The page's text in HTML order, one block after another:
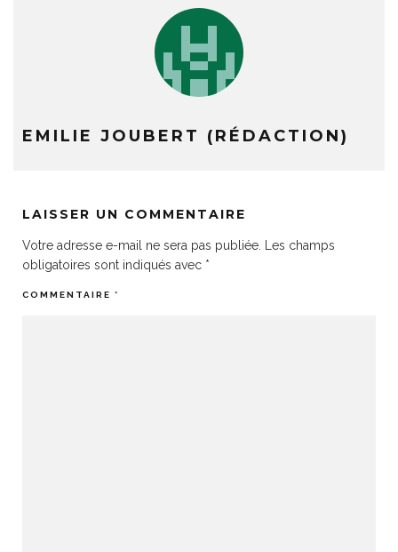
EMILIE JOUBERT (RÉDACTION)
LAISSER UN COMMENTAIRE
Votre adresse e-mail ne sera pas publiée.
Les champs
obligatoires sont indiqués avec *
COMMENTAIRE *